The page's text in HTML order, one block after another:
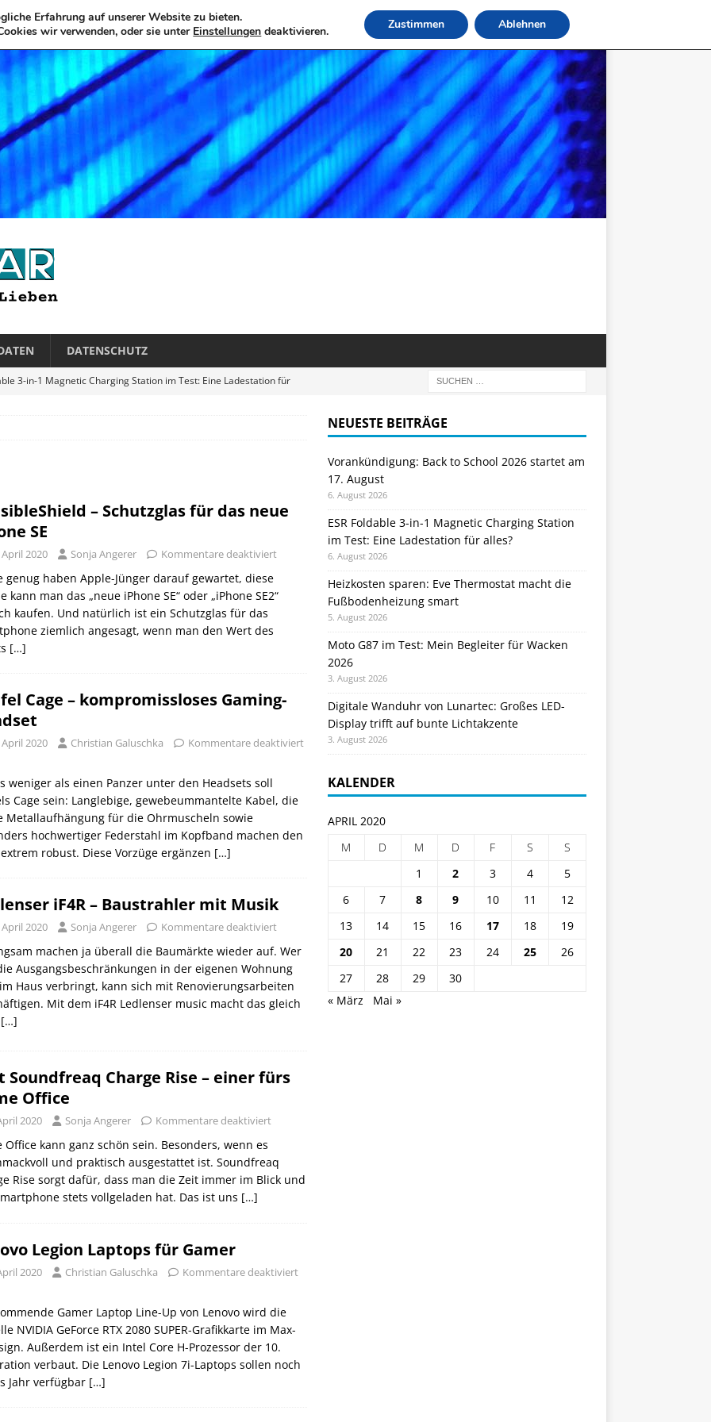
DATENSCHUTZ
3-in-1 Magnetic Charging Station im Test: Eine Ladestation für
von Lunartec: Großes LED-Display trifft auf bunte
– Schutzglas für das neue
SE
2020 Sonja Angerer Kommentare deaktiviert
genug haben Apple-Jünger darauf gewartet, diese
kann man das „neue iPhone SE“ oder „iPhone SE2“
kaufen. Und natürlich ist ein Schutzglas für das
ziemlich angesagt, wenn man den Wert des
[…]
Cage – kompromissloses Gaming-
2020 Christian Galuschka Kommentare deaktiviert
weniger als einen Panzer unter den Headsets soll
Cage sein: Langlebige, gewebeummantelte Kabel, die
Metallaufhängung für die Ohrmuscheln sowie
hochwertiger Federstahl im Kopfband machen den
robust. Diese Vorzüge ergänzen […]
iF4R – Baustrahler mit Musik
April 2020 Sonja Angerer Kommentare deaktiviert
machen ja überall die Baumärkte wieder auf. Wer
Ausgangsbeschränkungen in der eigenen Wohnung
Haus verbringt, kann sich mit Renovierungsarbeiten
Mit dem iF4R Ledlenser music macht das gleich
[…]
Soundfreaq Charge Rise – einer fürs
Office
2020 Sonja Angerer Kommentare deaktiviert
Office kann ganz schön sein. Besonders, wenn es
und praktisch ausgestattet ist. Soundfreaq
Rise sorgt dafür, dass man die Zeit immer im Blick und
stets vollgeladen hat. Das ist uns […]
Legion Laptops für Gamer
2020 Christian Galuschka Kommentare deaktiviert
Gamer Laptop Line-Up von Lenovo wird die
NVIDIA GeForce RTX 2080 SUPER-Grafikkarte im Max-
Außerdem ist ein Intel Core H-Prozessor der 10.
verbaut. Die Lenovo Legion 7i-Laptops sollen noch
Jahr verfügbar […]
NEUESTE BEITRÄGE
Vorankündigung: Back to School 2026 startet am
17. August
6. August 2026
ESR Foldable 3-in-1 Magnetic Charging Station
im Test: Eine Ladestation für alles?
6. August 2026
Heizkosten sparen: Eve Thermostat macht die
Fußbodenheizung smart
5. August 2026
Moto G87 im Test: Mein Begleiter für Wacken
2026
3. August 2026
Digitale Wanduhr von Lunartec: Großes LED-
Display trifft auf bunte Lichtakzente
3. August 2026
KALENDER
APRIL 2020
M
D M D F S
S
1
2 3 4
5
6
7 8 9 10 11
12
13
14 15 16 17 18
19
20
21 22 23 24 25
26
27
28 29
30
« März
Mai »
Erfahrung auf unserer Website zu bieten.
wir verwenden, oder sie unter Einstellungen deaktivieren. Zustimmen Ablehnen